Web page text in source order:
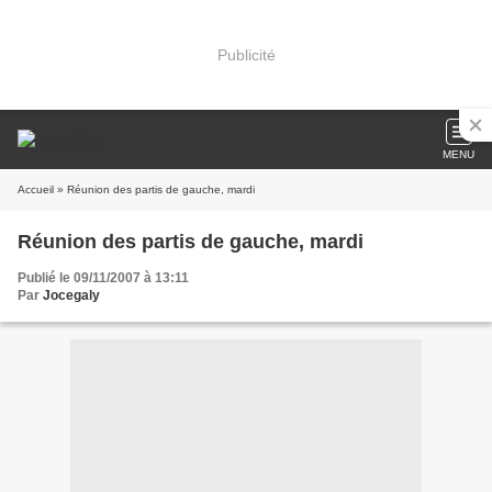
Publicité
MENU
Accueil » Réunion des partis de gauche, mardi
Réunion des partis de gauche, mardi
Publié le 09/11/2007 à 13:11
Par Jocegaly